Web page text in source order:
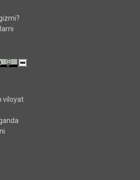
viloyat